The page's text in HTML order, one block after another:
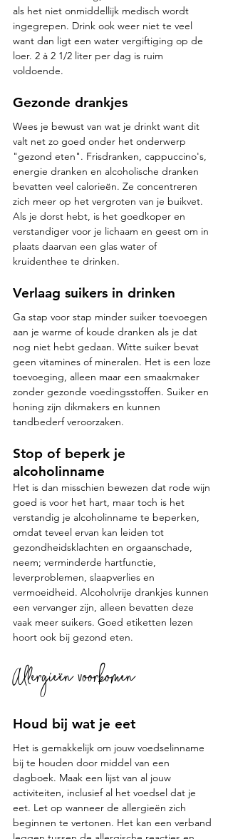
als het niet onmiddellijk medisch wordt
ingegrepen. Drink ook weer niet te veel
want dan ligt een water vergiftiging op de
loer. 2 à 2 1/2 liter per dag is ruim
voldoende.
Gezonde drankjes
Wees je bewust van wat je drinkt want dit
valt net zo goed onder het onderwerp
"gezond eten". Frisdranken, cappuccino's,
energie dranken en alcoholische dranken
bevatten veel calorieën. Ze concentreren
zich meer op het vergroten van je buikvet.
Als je dorst hebt, is het goedkoper en
verstandiger voor je lichaam en geest om in
plaats daarvan een glas water of
kruidenthee te drinken.
Verlaag suikers in drinken
Ga stap voor stap minder suiker toevoegen
aan je warme of koude dranken als je dat
nog niet hebt gedaan. Witte suiker bevat
geen vitamines of mineralen. Het is een loze
toevoeging, alleen maar een smaakmaker
zonder gezonde voedingsstoffen. Suiker en
honing zijn dikmakers en kunnen
tandbederf veroorzaken.
Stop of beperk je
alcoholinname
Het is dan misschien bewezen dat rode wijn
goed is voor het hart, maar toch is het
verstandig je alcoholinname te beperken,
omdat teveel ervan kan leiden tot
gezondheidsklachten en orgaanschade,
neem; verminderde hartfunctie,
leverproblemen, slaapverlies en
vermoeidheid. Alcoholvrije drankjes kunnen
een vervanger zijn, alleen bevatten deze
vaak meer suikers. Goed etiketten lezen
hoort ook bij gezond eten.
Allergieën voorkomen
Houd bij wat je eet
Het is gemakkelijk om jouw voedselinname
bij te houden door middel van een
dagboek. Maak een lijst van al jouw
activiteiten, inclusief al het voedsel dat je
eet. Let op wanneer de allergieën zich
beginnen te vertonen. Het kan een verband